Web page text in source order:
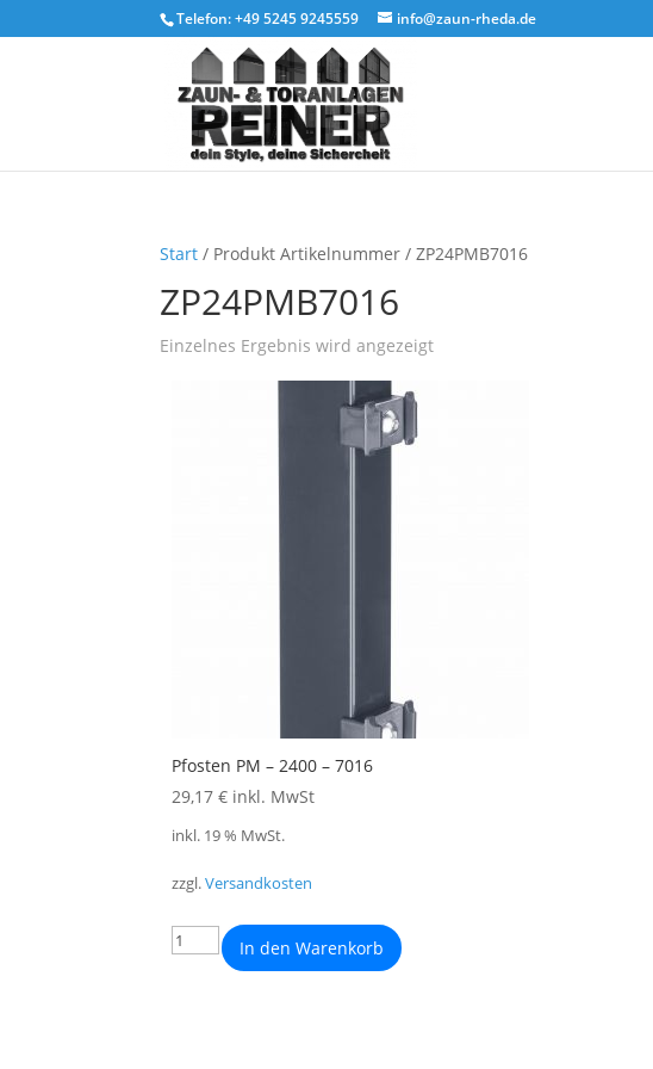
Telefon: +49 5245 9245559 info@zaun-rheda.de
Start / Produkt Artikelnummer / ZP24PMB7016
ZP24PMB7016
Einzelnes Ergebnis wird angezeigt
Pfosten PM – 2400 – 7016
29,17€ inkl. MwSt
inkl. 19 % MwSt.
zzgl.Versandkosten
In den Warenkorb